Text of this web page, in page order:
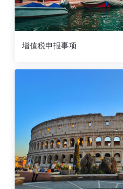
增值税申报事项